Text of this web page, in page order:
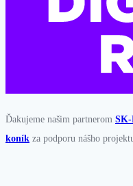
Ďakujeme našim partnerom
koník za podporu nášho